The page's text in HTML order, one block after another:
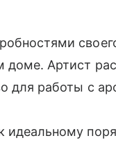
Артист
для работы с